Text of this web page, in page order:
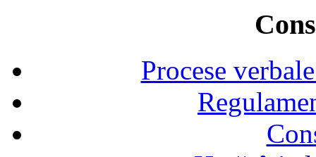
Procese